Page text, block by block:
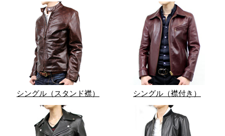
シングル（スタンド襟） シングル（襟付き）